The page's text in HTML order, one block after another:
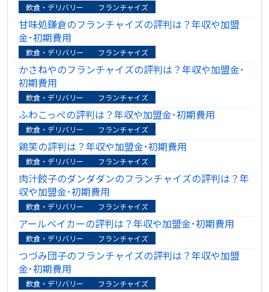
飲食・デリバリー フランチャイズ
甘味処鎌倉のフランチャイズの評判は？年収や加盟
金･初期費用
飲食・デリバリー フランチャイズ
かさねやのフランチャイズの評判は？年収や加盟金･
初期費用
飲食・デリバリー フランチャイズ
ふわこっぺの評判は？年収や加盟金･初期費用
飲食・デリバリー フランチャイズ
鶏笑の評判は？年収や加盟金･初期費用
飲食・デリバリー フランチャイズ
肉汁餃子のダンダダンのフランチャイズの評判は？年
収や加盟金･初期費用
飲食・デリバリー フランチャイズ
アールベイカーの評判は？年収や加盟金･初期費用
飲食・デリバリー フランチャイズ
つづみ団子のフランチャイズの評判は？年収や加盟
金･初期費用
飲食・デリバリー フランチャイズ